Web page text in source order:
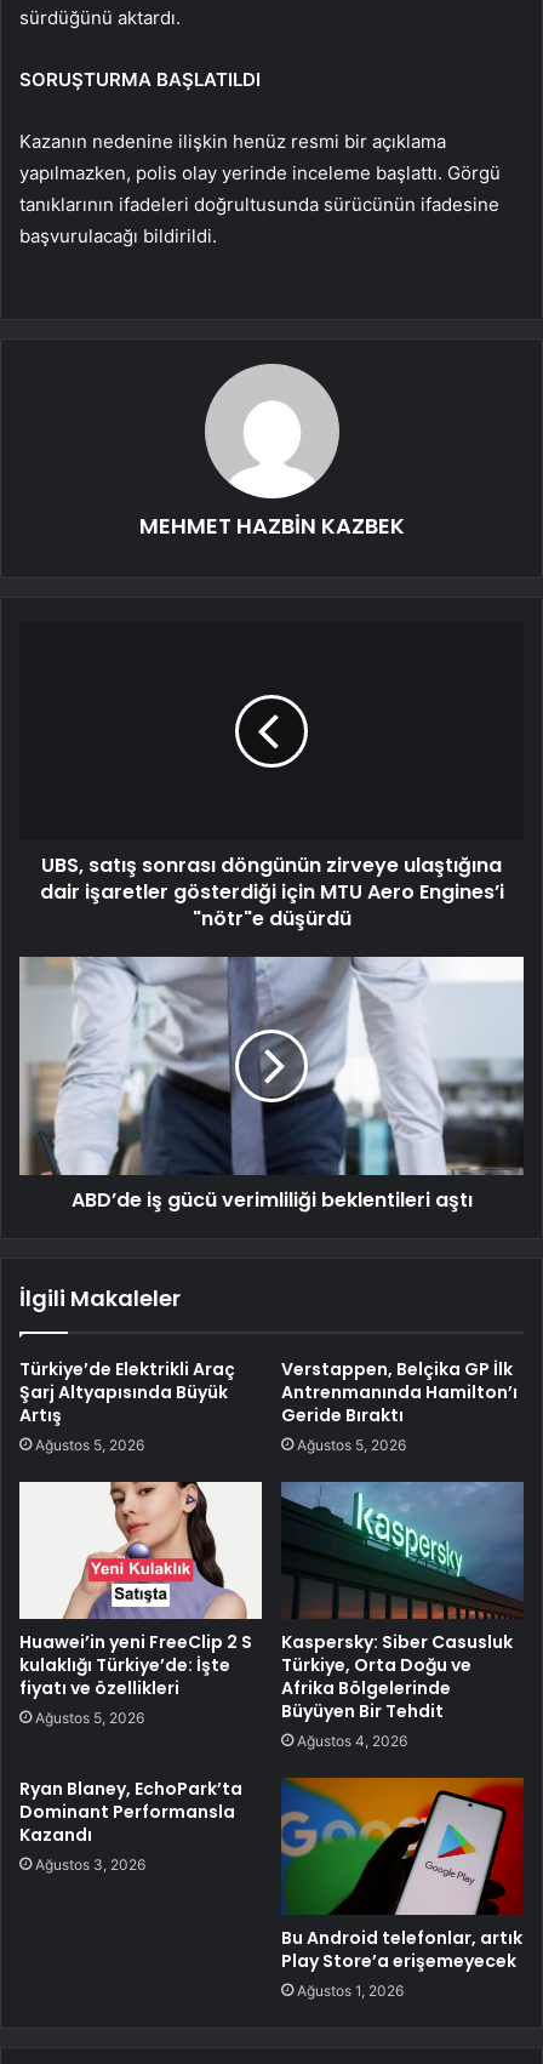
sürdüğünü aktardı.
SORUŞTURMA BAŞLATILDI
Kazanın nedenine ilişkin henüz resmi bir açıklama
yapılmazken, polis olay yerinde inceleme başlattı. Görgü
tanıklarının ifadeleri doğrultusunda sürücünün ifadesine
başvurulacağı bildirildi.
MEHMET HAZBİN KAZBEK
UBS, satış sonrası döngünün zirveye ulaştığına
dair işaretler gösterdiği için MTU Aero Engines’i
"nötr"e düşürdü
ABD’de iş gücü verimliliği beklentileri aştı
İlgili Makaleler
Türkiye’de Elektrikli Araç
Şarj Altyapısında Büyük
Artış
Ağustos 5, 2026
Verstappen, Belçika GP İlk
Antrenmanında Hamilton’ı
Geride Bıraktı
Ağustos 5, 2026
Huawei’in yeni FreeClip 2 S
kulaklığı Türkiye’de: İşte
fiyatı ve özellikleri
Ağustos 5, 2026
Kaspersky: Siber Casusluk
Türkiye, Orta Doğu ve
Afrika Bölgelerinde
Büyüyen Bir Tehdit
Ağustos 4, 2026
Ryan Blaney, EchoPark’ta
Dominant Performansla
Kazandı
Ağustos 3, 2026
Bu Android telefonlar, artık
Play Store’a erişemeyecek
Ağustos 1, 2026